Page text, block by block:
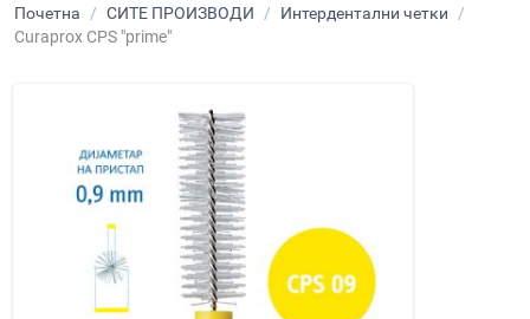
Почетна / СИТЕ ПРОИЗВОДИ / Интердентални четки /
Curaprox CPS "prime"